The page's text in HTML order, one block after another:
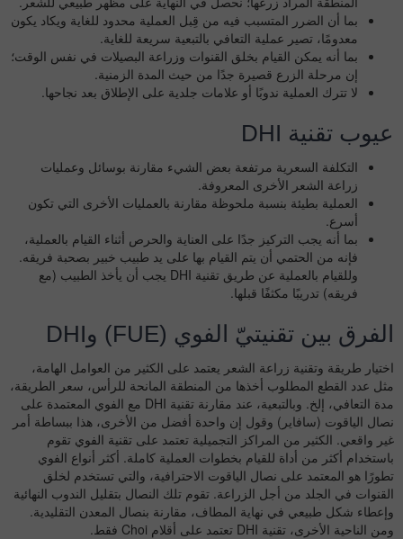
بما أن الضرر المتسبب فيه من قِبل العملية محدود للغاية ويكاد يكون
معدومًا، تصير عملية التعافي بالتبعية سريعة للغاية.
بما أنه يمكن القيام بخلق القنوات وزراعة البصيلات في نفس الوقت؛
إن مرحلة الزرع قصيرة جدًا من حيث المدة الزمنية.
لا تترك العملية ندوبًا أو علامات جلدية على الإطلاق بعد نجاحها.
عيوب تقنية DHI
التكلفة السعرية مرتفعة بعض الشيء مقارنة بوسائل وعمليات
زراعة الشعر الأخرى المعروفة.
العملية بطيئة بنسبة ملحوظة مقارنة بالعمليات الأخرى التي تكون
أسرع.
بما أنه يجب التركيز جدًا على العناية والحرص أثناء القيام بالعملية،
فإنه من الحتمي أن يتم القيام بها على يد طبيب خبير بصحبة فريقه.
وللقيام بالعملية عن طريق تقنية DHI يجب أن يأخذ الطبيب (مع
فريقه) تدريبًا مكثفًا قبلها.
الفرق بين تقنيتيّ الفوي (FUE) وDHI
اختيار طريقة وتقنية زراعة الشعر يعتمد على الكثير من العوامل الهامة،
مثل عدد القطع المطلوب أخذها من المنطقة المانحة للرأس، سعر الطريقة،
مدة التعافي، إلخ. وبالتبعية، عند مقارنة تقنية DHI مع الفوي المعتمدة على
نصال الياقوت (سافاير) وقول إن واحدة أفضل من الأخرى، هذا ببساطة أمر
غير واقعي. الكثير من المراكز التجميلية تعتمد على تقنية الفوي تقوم
باستخدام أكثر من أداة للقيام بخطوات العملية كاملة. أكثر أنواع الفوي
تطورًا هو المعتمد على نصال الياقوت الاحترافية، والتي تستخدم لخلق
القنوات في الجلد من أجل الزراعة. تقوم تلك النصال بتقليل الندوب النهائية
وإعطاء شكل طبيعي في نهاية المطاف، مقارنة بنصال المعدن التقليدية.
ومن الناحية الأخرى، تقنية DHI تعتمد على أقلام Choi فقط.